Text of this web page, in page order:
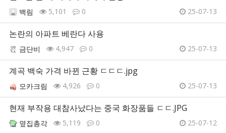
백림 5,101 0 25-07-13
논란의 아파트 베란다 사용
금단비 4,947 0 25-07-13
계곡 백숙 가격 바뀐 근황 ㄷㄷㄷ.jpg
모카크림 4,926 0 25-07-13
현재 부작용 대참사났다는 중국 화장품들 ㄷㄷ.JPG
옆집총각 5,119 0 25-07-12